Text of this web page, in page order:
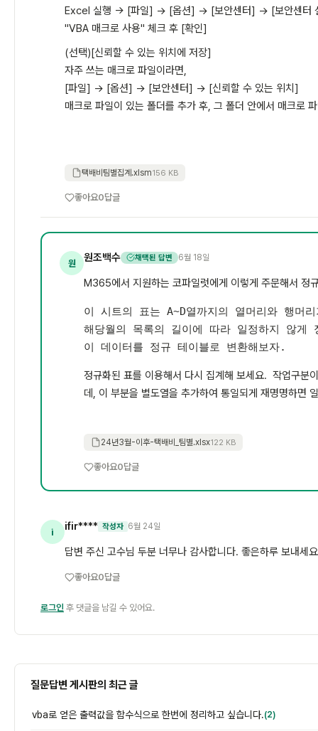
Excel 실행 → [파일] → [옵션] → [보안센터] → [보안센터
"VBA 매크로 사용" 체크 후 [확인]
(선택)[신뢰할 수 있는 위치에 저장]
자주 쓰는 매크로 파일이라면,
[파일] → [옵션] → [보안센터] → [신뢰할 수 있는 위치]
매크로 파일이 있는 폴더를 추가 후, 그 폴더 안에서 매크로
택배비팀별집계.xlsm156 KB
좋아요0답글
원 원조백수 채택된 답변 6월 18일
M365에서 지원하는 코파일럿에게 이렇게 주문해서 정
이 시트의 표는 A~D열까지의 열머리와 행
해당월의 목록의 길이에 따라 일정하지 않
이 데이터를 정규 테이블로 변환해보자.
정규화된 표를 이용해서 다시 집계해 보세요. 작업구분
데, 이 부분을 별도열을 추가하여 통일되게 재명명하면
24년3월-이후-택배비_팀별.xlsx122 KB
좋아요0답글
i ifir**** 작성자 6월 24일
답변 주신 고수님 두분 너무나 감사합니다. 좋은하루 보내세
좋아요0답글
로그인 후 댓글을 남길 수 있어요.
질문답변 게시판의 최근 글
vba로 얻은 출력값을 함수식으로 한번에 정리하고 싶습니다.(2)